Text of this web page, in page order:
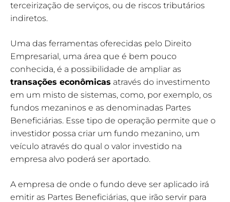
terceirização de serviços, ou de riscos tributários
indiretos.
Uma das ferramentas oferecidas pelo Direito
Empresarial, uma área que é bem pouco
conhecida, é a possibilidade de ampliar as
transações econômicas através do investimento
em um misto de sistemas, como, por exemplo, os
fundos mezaninos e as denominadas Partes
Beneficiárias. Esse tipo de operação permite que o
investidor possa criar um fundo mezanino, um
veículo através do qual o valor investido na
empresa alvo poderá ser aportado.
A empresa de onde o fundo deve ser aplicado irá
emitir as Partes Beneficiárias, que irão servir para